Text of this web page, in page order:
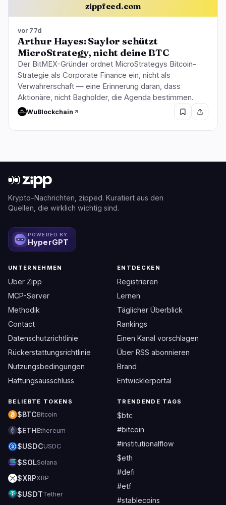
zippfeed.com
vor 77d
Arthur Hayes: Saylor schützt
MicroStrategy, nicht deine BTC
Der BitMEX-Gründer ordnet MicroStrategys Bitcoin-
Strategie als Corporate Finance ein, nicht als
Verwahrerschaft — eine Erinnerung daran, dass
Aktionäre, nicht Bagholder, die Agenda bestimmen.
WuBlockchain
Krypto-Nachrichten, zipped. Kuratiert aus den
Quellen, die wirklich wichtig sind.
POWERED BY
HyperGPT
UNTERNEHMEN
Über Zipp
MCP-Server
Methodik
Contact
Datenschutzrichtlinie
Rückerstattungsrichtlinie
Nutzungsbedingungen
Haftungsausschluss
ENTDECKEN
Registrieren
Lernen
Täglicher Überblick
Rankings
Einen Kanal vorschlagen
Über RSS abonnieren
Brand
Entwicklerportal
BELIEBTE TOKENS
$BTCBitcoin
$ETHEthereum
$USDCUSDC
$SOLSolana
$XRPXRP
$USDTTether
TRENDENDE TAGS
$btc
#bitcoin
#institutionalflow
$eth
#defi
#etf
#stablecoins